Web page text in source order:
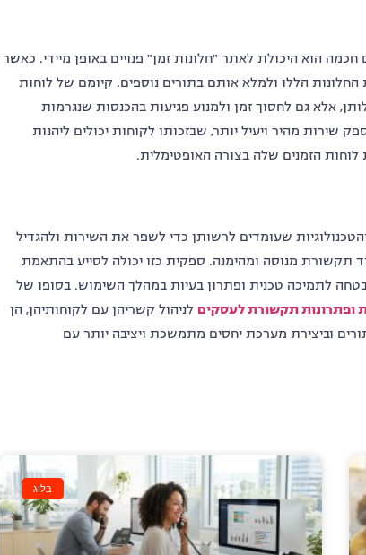
הוא היכולת לאתר "חלונות זמן" פנויים באופן מיידי. כאשר
הללו ולמלא אותם בתורים נוספים. קיומם של לוחות
אלא גם לחסוך זמן ולמנוע פגיעות בהכנסות שנגרמות
שירות מהיר ויעיל יותר, שבזכותו לקוחות יכולים ליהנות
לוחות הזמנים שלה בצורה האופטימלית.
שעומדים לרשותן כדי לשפר את השירות ולהגדיל
תקשורת מנוסה ומהימנה. ספקית כזו יכולה לסייע בהתאמת
לתמיכה טכנית ופתרון בעיות במהלך השימוש. בסופו של
ופתרונות תקשורת לעסקים לניהול קשריהן עם לקוחותיהן, הן
וביצירת מערכת יחסים מתמשכת ויציבה יותר עם
בלוג